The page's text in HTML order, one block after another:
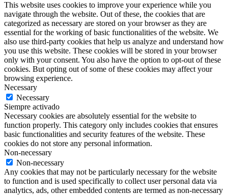
This website uses cookies to improve your experience while you
navigate through the website. Out of these, the cookies that are
categorized as necessary are stored on your browser as they are
essential for the working of basic functionalities of the website. We
also use third-party cookies that help us analyze and understand how
you use this website. These cookies will be stored in your browser
only with your consent. You also have the option to opt-out of these
cookies. But opting out of some of these cookies may affect your
browsing experience.
Necessary
Necessary
Siempre activado
Necessary cookies are absolutely essential for the website to
function properly. This category only includes cookies that ensures
basic functionalities and security features of the website. These
cookies do not store any personal information.
Non-necessary
Non-necessary
Any cookies that may not be particularly necessary for the website
to function and is used specifically to collect user personal data via
analytics, ads, other embedded contents are termed as non-necessary